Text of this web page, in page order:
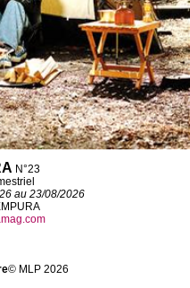
N°23
au 23/08/2026
© MLP 2026